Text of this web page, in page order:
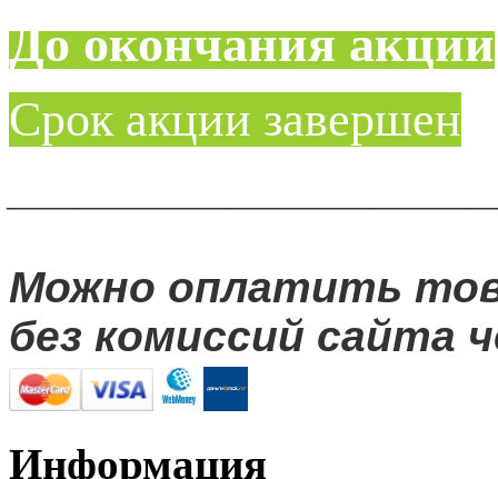
До окончания акции
Срок акции завершен
Можно оплатить
без комиссий сайта
Информация